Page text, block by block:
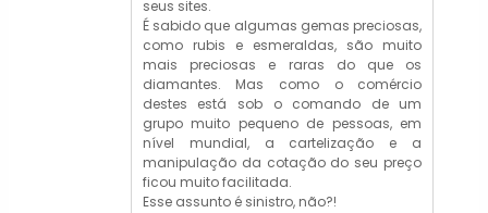
seus sites.
É sabido que algumas gemas preciosas,
como rubis e esmeraldas, são muito
mais preciosas e raras do que os
diamantes. Mas como o comércio
destes está sob o comando de um
grupo muito pequeno de pessoas, em
nível mundial, a cartelização e a
manipulação da cotação do seu preço
ficou muito facilitada.
Esse assunto é sinistro, não?!